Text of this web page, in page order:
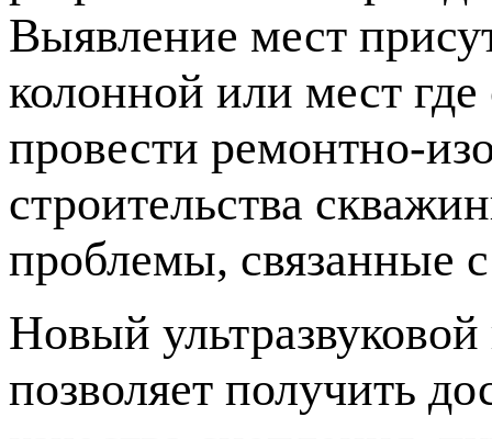
Выявление мест
колонной или мест где
провести ремонтно-
строительства
проблемы, связанные
Новый
позволяет получить